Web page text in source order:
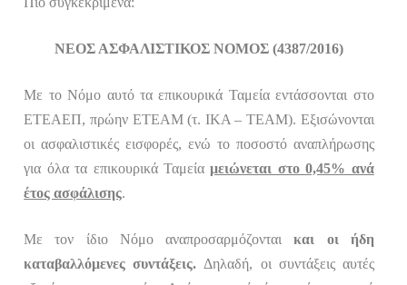
ΝΕΟΣ ΑΣΦΑΛΙΣΤΙΚΟΣ ΝΟΜΟΣ (4387/2016)
Με το Νόμο αυτό τα επικουρικά Ταμεία εντάσσονται στο
ΕΤΕΑΕΠ, πρώην ΕΤΕΑΜ (τ. ΙΚΑ – ΤΕΑΜ). Εξισώνονται
οι ασφαλιστικές εισφορές, ενώ το ποσοστό αναπλήρωσης
για όλα τα επικουρικά Ταμείαμειώνεται στο 0,45% ανά
έτος ασφάλισης.
Με τον ίδιο Νόμοαναπροσαρμόζονταικαι οι ήδη
καταβαλλόμενες συντάξεις. Δηλαδή, οι συντάξεις αυτές